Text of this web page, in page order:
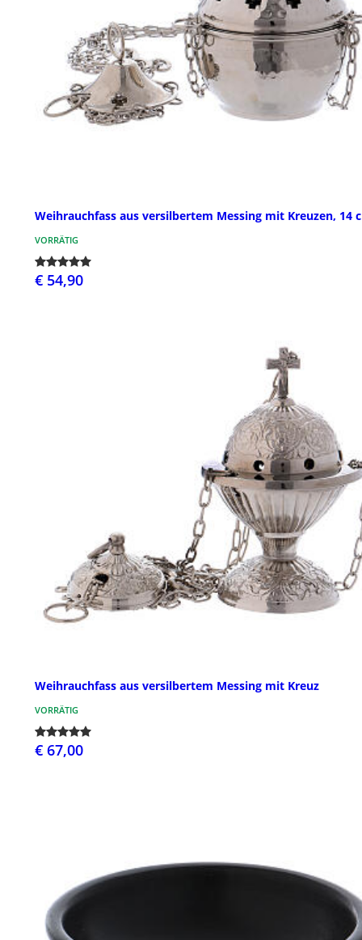
Weihrauchfass aus versilbertem Messing mit Kreuzen, 14
VORRÄTIG
€ 54,90
Weihrauchfass aus versilbertem Messing mit Kreuz
VORRÄTIG
€ 67,00